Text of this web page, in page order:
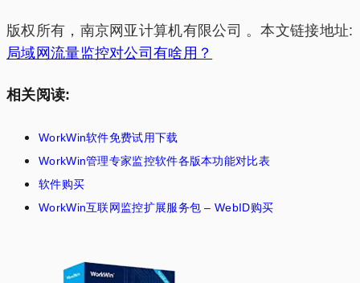
版权所有，南京网亚计算机有限公司 。本文链接地址:
局域网流量监控对公司有啥用？
相关阅读:
WorkWin软件免费试用下载
WorkWin管理专家监控软件各版本功能对比表
软件购买
WorkWin互联网监控扩展服务包 – WebID购买